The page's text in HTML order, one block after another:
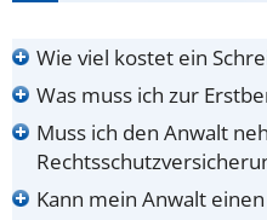
Wie viel kostet ein
Was muss ich zur
Muss ich den Anwalt
Kann mein Anwalt